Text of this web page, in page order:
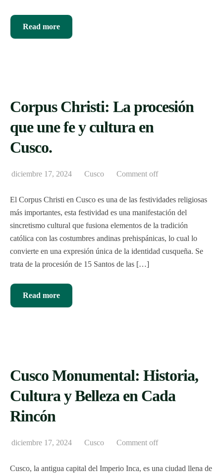
Read more
Corpus Christi: La procesión
que une fe y cultura en
Cusco.
diciembre 17, 2024 Cusco Comment off
El Corpus Christi en Cusco es una de las festividades religiosas
más importantes, esta festividad es una manifestación del
sincretismo cultural que fusiona elementos de la tradición
católica con las costumbres andinas prehispánicas, lo cual lo
convierte en una expresión única de la identidad cusqueña. Se
trata de la procesión de 15 Santos de las […]
Read more
Cusco Monumental: Historia,
Cultura y Belleza en Cada
Rincón
diciembre 17, 2024 Cusco Comment off
Cusco, la antigua capital del Imperio Inca, es una ciudad llena de